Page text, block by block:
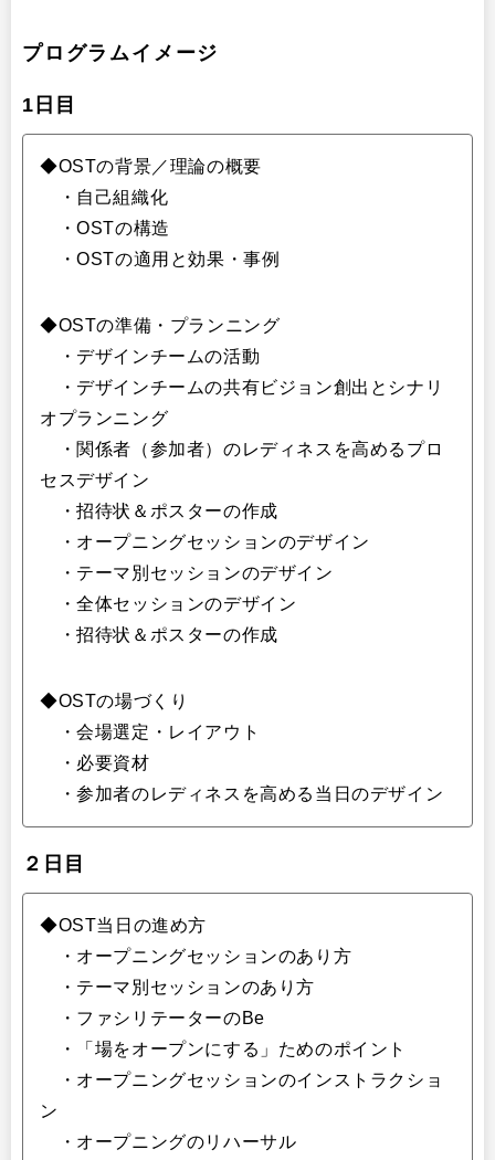
プログラムイメージ
1日目
◆OSTの背景／理論の概要
・自己組織化
・OSTの構造
・OSTの適用と効果・事例
◆OSTの準備・プランニング
・デザインチームの活動
・デザインチームの共有ビジョン創出とシナリ
オプランニング
・関係者（参加者）のレディネスを高めるプロ
セスデザイン
・招待状＆ポスターの作成
・オープニングセッションのデザイン
・テーマ別セッションのデザイン
・全体セッションのデザイン
・招待状＆ポスターの作成
◆OSTの場づくり
・会場選定・レイアウト
・必要資材
・参加者のレディネスを高める当日のデザイン
２日目
◆OST当日の進め方
・オープニングセッションのあり方
・テーマ別セッションのあり方
・ファシリテーターのBe
・「場をオープンにする」ためのポイント
・オープニングセッションのインストラクショ
ン
・オープニングのリハーサル